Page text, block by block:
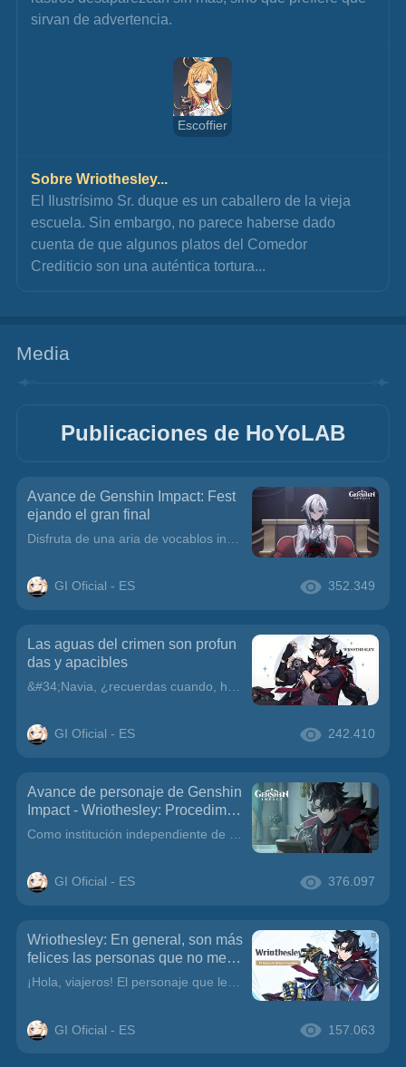
sirvan de advertencia.
Escoffier
Sobre Wriothesley...
El Ilustrísimo Sr. duque es un caballero de la vieja
escuela. Sin embargo, no parece haberse dado
cuenta de que algunos platos del Comedor
Crediticio son una auténtica tortura...
Media
Publicaciones de HoYoLAB
Avance de Genshin Impact: Fest
ejando el gran final
Disfruta de una aria de vocablos invertidos,de la armoniosa danza de exultante infortunio,de un mágico espectáculo vacuo de ovaciones...El elenco sale a escena, el público toma asiento.Disfrutemos del
GI Oficial - ES 352.349
Las aguas del crimen son profun
das y apacibles
&#34;Navia, ¿recuerdas cuando, hace unos años, rechacé el título de conde con el que me quiso condecorar el Palacio Mermonia? Bueno, eso no es lo importante. Hoy por fin conocí al alcaide del Fuerte M
GI Oficial - ES 242.410
Avance de personaje de Genshin
Impact - Wriothesley: Procedimie
ntos necesarios
Como institución independiente de la Corte de Fontaine, en el Fuerte Merópide el administrador es plenamente responsable de sus asuntos.El propio duque decide qué procedimientos carecen de importancia
GI Oficial - ES 376.097
Wriothesley: En general, son más
felices las personas que no me c
onocen.
¡Hola, viajeros! El personaje que les presentaremos hoy es Wriothesley.¿Qué clase de historia esconderá aquel conocido como el duque del Fuerte Merópide y el gobernante oculto del oscuro fondo marino?
GI Oficial - ES 157.063